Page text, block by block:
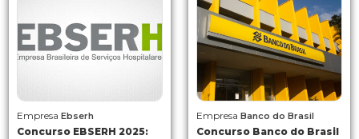
Empresa Ebserh
Concurso EBSERH 2025:
Empresa Banco do Brasil
Concurso Banco do Brasil